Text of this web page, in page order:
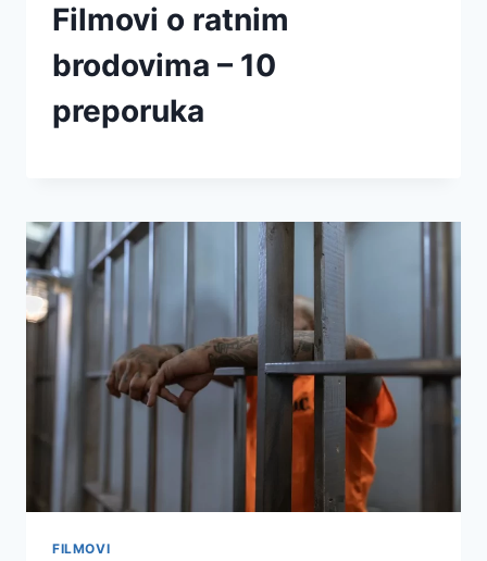
Filmovi o ratnim
brodovima – 10
preporuka
FILMOVI